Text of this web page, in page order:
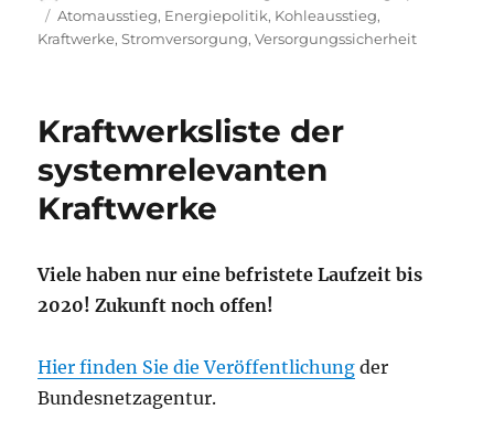
am
Schlagwörter
Atomausstieg, Energiepolitik, Kohleausstieg,
Kraftwerke,Stromversorgung,Versorgungssicherheit
Kraftwerksliste der
systemrelevanten
Kraftwerke
Viele haben nur eine befristete Laufzeit bis
2020! Zukunft noch offen!
Hier finden Sie die Veröffentlichung der
Bundesnetzagentur.